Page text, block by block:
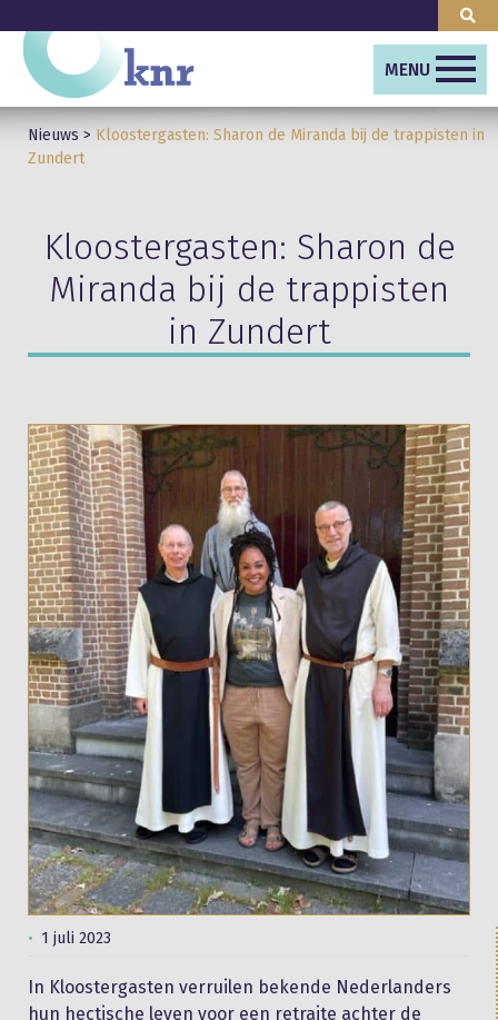
MENU
Nieuws > Kloostergasten: Sharon de Miranda bij de trappisten in
Zundert
Kloostergasten: Sharon de
Miranda bij de trappisten
in Zundert
1 juli 2023
In Kloostergasten verruilen bekende Nederlanders
hun hectische leven voor een retraite achter de